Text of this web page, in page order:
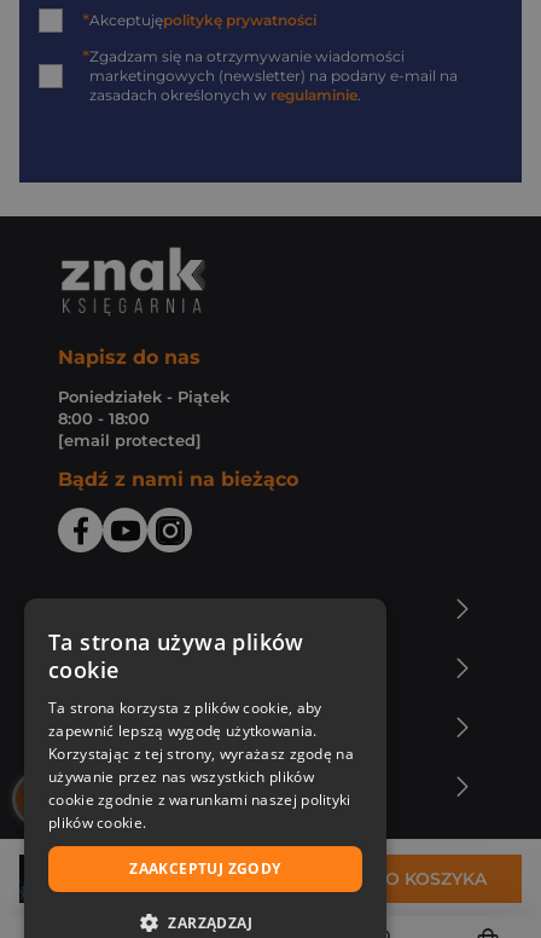
32,94 zł DO KOSZYKA
*Akceptujępolitykę prywatności
*Zgadzam się na otrzymywanie wiadomości
marketingowych (newsletter) na podany e-mail na
zasadach określonych w regulaminie
Napisz do nas
Poniedziałek - Piątek
8:00 - 18:00
[email protected]
Bądź z nami na bieżąco
Zakupy u nas
Nasza oferta
Nasi autorzy
Ta strona używa plików
cookie
Ta strona korzysta z plików cookie, aby
zapewnić lepszą wygodę użytkowania.
Korzystając z tej strony, wyrażasz zgodę na
używanie przez nas wszystkich plików
cookie zgodnie z warunkami naszej polityki
plików cookie.
ZAAKCEPTUJ ZGODY
ZARZĄDZAJ